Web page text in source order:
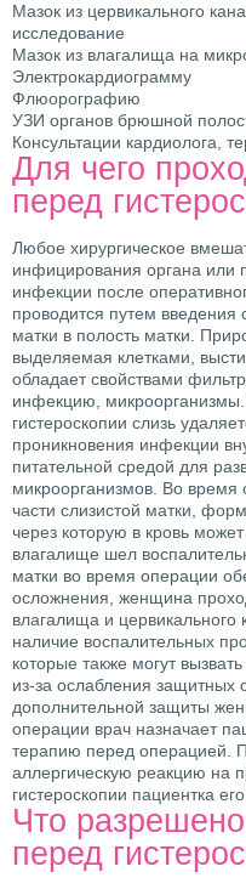
Мазок из цервикального
исследование
Мазок из влагалища на
Электрокардиограмму
Флюорографию
УЗИ органов брюшной
Консультации кардиолога,
Для чего
перед
Любое хирургическое
инфицирования органа или
инфекции после
проводится путем введения
матки в полость матки.
выделяемая клетками,
обладает свойствами
инфекцию,
гистероскопии слизь
проникновения инфекции
питательной средой для
микроорганизмов. Во время
части слизистой матки,
через которую в кровь
влагалище шел
матки во время операции
осложнения, женщина
влагалища и цервикального
наличие воспалительных
которые также могут
из-за ослабления защитных
дополнительной защиты
операции врач назначает
терапию перед операцией.
аллергическую реакцию на
гистероскопии пациентка
Что
перед